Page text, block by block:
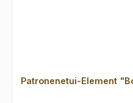
Patronenetui-Element